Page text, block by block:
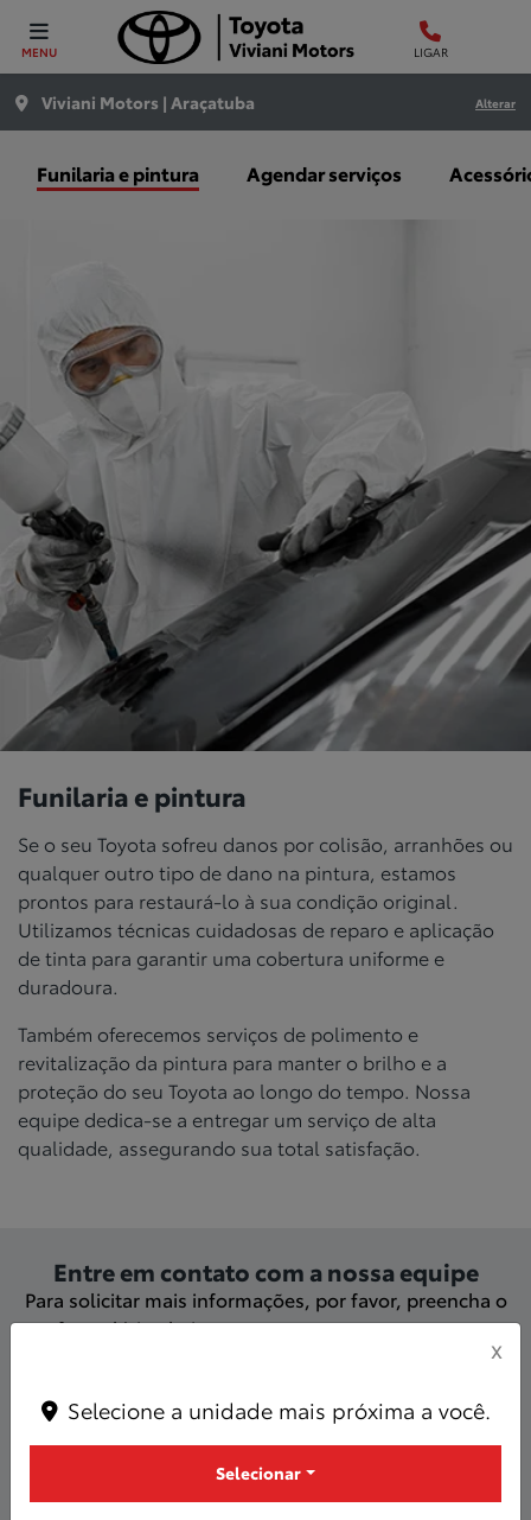
MENU LIGAR
Viviani Motors | Araçatuba Alterar
Agendar serviços
Funilaria e pintura
Funilaria e pintura
Se o seu Toyota sofreu danos por colisão, arranhões ou
qualquer outro tipo de dano na pintura, estamos
prontos para restaurá-lo à sua condição original.
Utilizamos técnicas cuidadosas de reparo e aplicação
de tinta para garantir uma cobertura uniforme e
duradoura.
Também oferecemos serviços de polimento e
revitalização da pintura para manter o brilho e a
proteção do seu Toyota ao longo do tempo. Nossa
equipe dedica-se a entregar um serviço de alta
qualidade, assegurando sua total satisfação.
Entre em contato com a nossa equipe
Para solicitar mais informações, por favor, preencha o
formulário abaixo que entraremos em contato
X
Selecione a unidade mais próxima a você.
Selecionar